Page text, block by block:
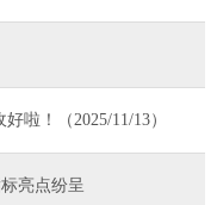
啦！（2025/11/13）
亮点纷呈